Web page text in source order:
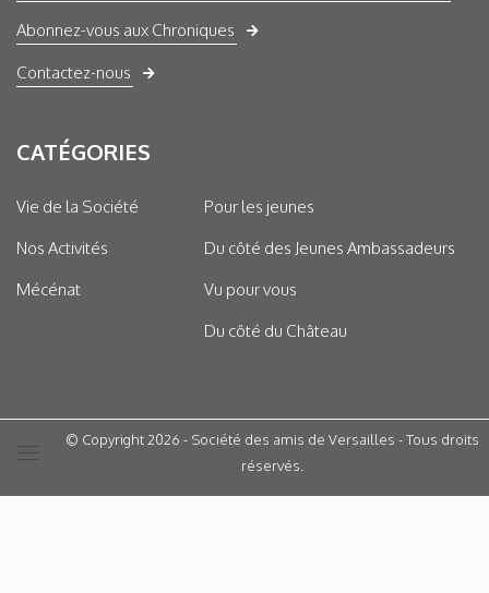
Abonnez-vous aux Chroniques
Contactez-nous
CATÉGORIES
Vie de la Société
Nos Activités
Mécénat
Pour les jeunes
Du côté des Jeunes Ambassadeurs
Vu pour vous
Du côté du Château
© Copyright 2026 - Société des amis de Versailles - Tous droits
réservés.